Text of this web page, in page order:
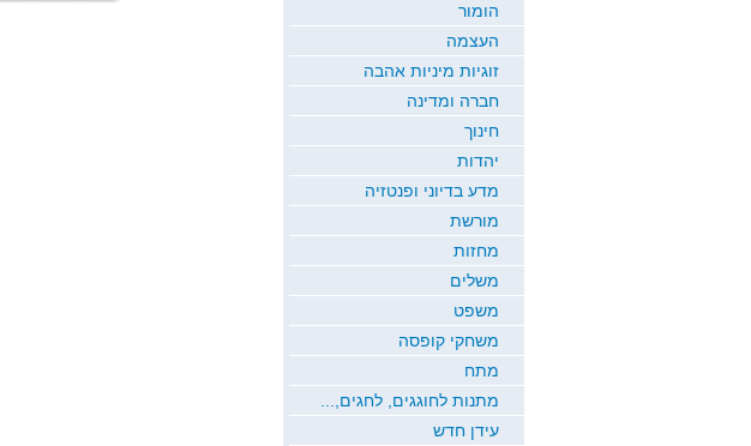
הומור
העצמה
זוגיות מיניות אהבה
חברה ומדינה
חינוך
יהדות
מדע בדיוני ופנטזיה
מורשת
מחזות
משלים
משפט
משחקי קופסה
מתח
מתנות לחוגגים, לחגים,...
עידן חדש